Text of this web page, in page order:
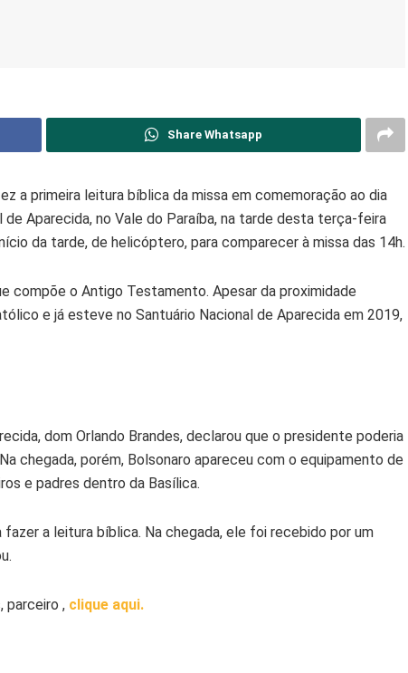
Share Whatsapp
a primeira leitura bíblica da missa em comemoração ao dia
de Aparecida, no Vale do Paraíba, na tarde desta terça-feira
da tarde, de helicóptero, para comparecer à missa das 14h.
compõe o Antigo Testamento. Apesar da proximidade
e já esteve no Santuário Nacional de Aparecida em 2019,
dom Orlando Brandes, declarou que o presidente poderia
chegada, porém, Bolsonaro apareceu com o equipamento de
e padres dentro da Basílica.
a leitura bíblica. Na chegada, ele foi recebido por um
parceiro , clique aqui.